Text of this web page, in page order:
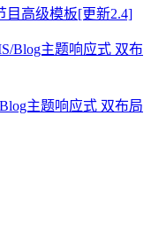
目高级模板[更新2.4]
主题响应式 双布局